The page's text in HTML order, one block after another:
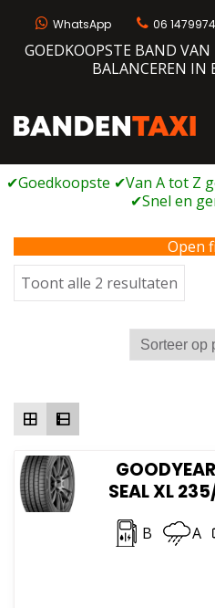
WhatsApp 06
GOEDKOOPSTE BAND
BALANCEREN IN
Open
Toont alle 2 resultaten
op
prijs:
laag
SEAL XL
B A